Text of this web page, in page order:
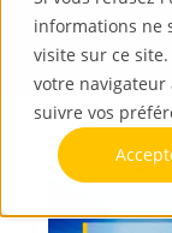
informations ne
visite sur ce
votre navigateur
suivre vos